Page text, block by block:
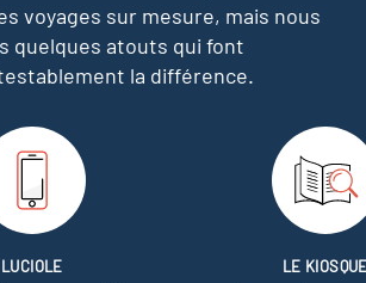
voyages sur mesure, mais nous
quelques atouts qui font
la différence.
LUCIOLE
LE